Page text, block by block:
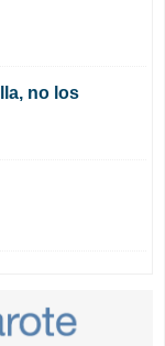
no los